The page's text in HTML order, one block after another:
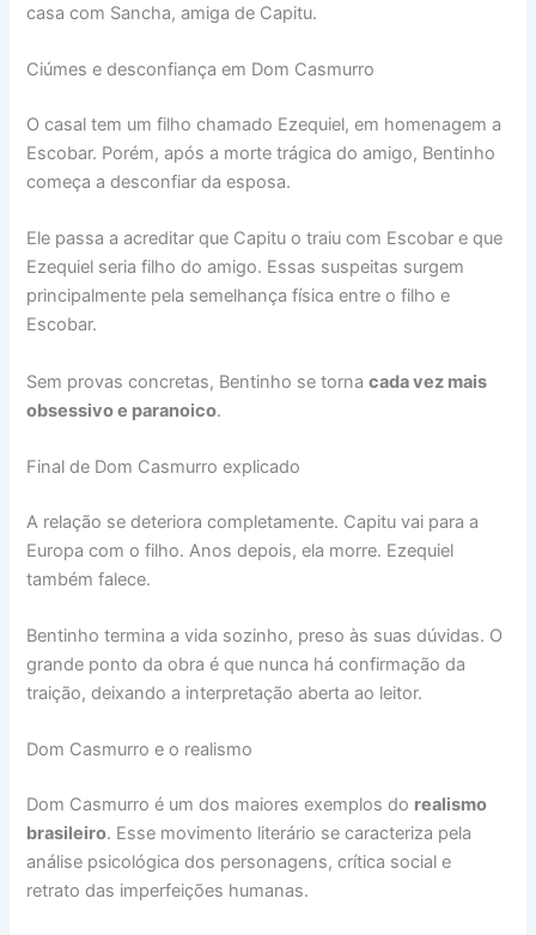
casa com Sancha, amiga de Capitu.
Ciúmes e desconfiança em Dom Casmurro
O casal tem um filho chamado Ezequiel, em homenagem a
Escobar. Porém, após a morte trágica do amigo, Bentinho
começa a desconfiar da esposa.
Ele passa a acreditar que Capitu o traiu com Escobar e que
Ezequiel seria filho do amigo. Essas suspeitas surgem
principalmente pela semelhança física entre o filho e
Escobar.
Sem provas concretas, Bentinho se tornacada vez mais
obsessivo e paranoico.
Final de Dom Casmurro explicado
A relação se deteriora completamente. Capitu vai para a
Europa com o filho. Anos depois, ela morre. Ezequiel
também falece.
Bentinho termina a vida sozinho, preso às suas dúvidas. O
grande ponto da obra é que nunca há confirmação da
traição, deixando a interpretação aberta ao leitor.
Dom Casmurro e o realismo
Dom Casmurro é um dos maiores exemplos do realismo
brasileiro. Esse movimento literário se caracteriza pela
análise psicológica dos personagens, crítica social e
retrato das imperfeições humanas.